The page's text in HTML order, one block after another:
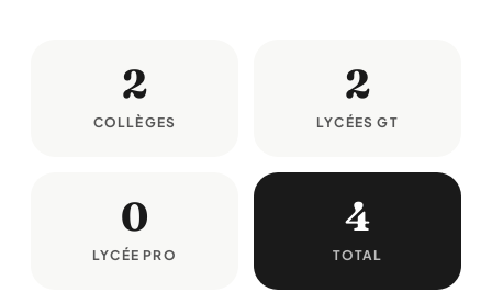
2
COLLÈGES
2
LYCÉES GT
0
LYCÉE PRO
4
TOTAL